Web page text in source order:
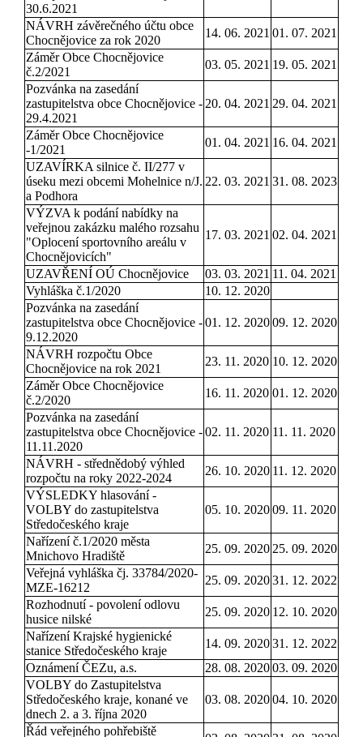
30.6.2021
NÁVRH závěrečného účtu obce
Chocnějovice za rok 2020
14. 06. 2021 01. 07. 2021
Záměr Obce Chocnějovice
č.2/2021
03. 05. 2021 19. 05. 2021
Pozvánka na zasedání
zastupitelstva obce Chocnějovice -
29.4.2021
20. 04. 2021 29. 04. 2021
Záměr Obce Chocnějovice
-1/2021
01. 04. 2021 16. 04. 2021
UZAVÍRKA silnice č. II/277 v
úseku mezi obcemi Mohelnice n/J.
a Podhora
22. 03. 2021 31. 08. 2023
VÝZVA k podání nabídky na
veřejnou zakázku malého rozsahu
"Oplocení sportovního areálu v
Chocnějovicích"
17. 03. 2021 02. 04. 2021
UZAVŘENÍ OÚ Chocnějovice 03. 03. 2021 11. 04. 2021
Vyhláška č.1/2020
10. 12. 2020
Pozvánka na zasedání
zastupitelstva obce Chocnějovice -
9.12.2020
01. 12. 202009. 12. 2020
NÁVRH rozpočtu Obce
Chocnějovice na rok 2021
23. 11. 2020 10. 12. 2020
Záměr Obce Chocnějovice
č.2/2020
16. 11. 2020 01. 12. 2020
Pozvánka na zasedání
zastupitelstva obce Chocnějovice -
11.11.2020
02. 11. 2020 11. 11. 2020
NÁVRH - střednědobý výhled
rozpočtu na roky 2022-2024
26. 10. 2020 11. 12. 2020
VÝSLEDKY hlasování -
VOLBY do zastupitelstva
Středočeského kraje
05. 10. 202009. 11. 2020
Nařízení č.1/2020 města
Mnichovo Hradiště
25. 09. 2020 25. 09. 2020
Veřejná vyhláška čj. 33784/2020-
MZE-16212
25. 09. 202031. 12. 2022
Rozhodnutí - povolení odlovu
husice nilské
25. 09. 2020 12. 10. 2020
Nařízení Krajské hygienické
stanice Středočeského kraje
14. 09. 202031. 12. 2022
Oznámení ČEZu, a.s.
28. 08. 202003. 09. 2020
VOLBY do Zastupitelstva
Středočeského kraje, konané ve
dnech 2. a 3. října 2020
03. 08. 202004. 10. 2020
Řád veřejného pohřebiště